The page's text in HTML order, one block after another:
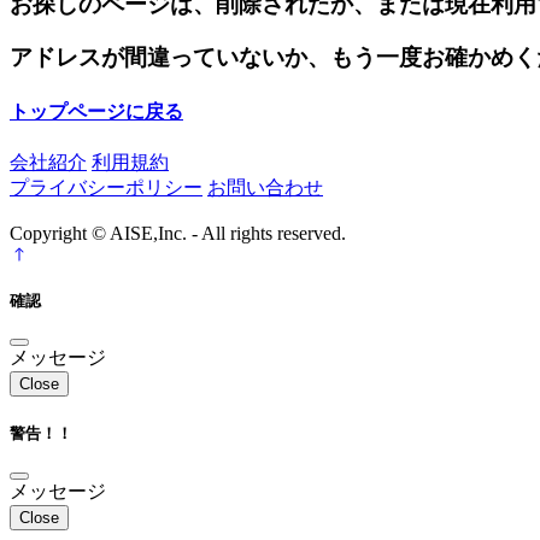
アドレスが間違っていないか、もう一度お確かめ
トップページに戻る
会社紹介 利用規約
プライバシーポリシー お問い合わせ
Copyright © AISE,Inc. - All rights reserved.
確認
メッセージ
Close
警告！！
メッセージ
Close